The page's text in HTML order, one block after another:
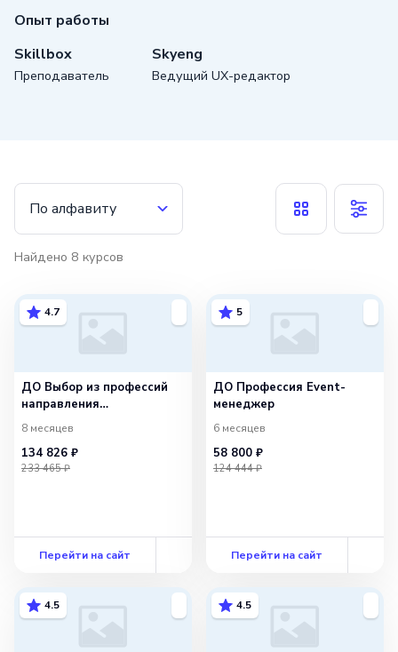
Опыт работы
Skillbox
Преподаватель
Skyeng
Ведущий UX-редактор
По алфавиту
Найдено 8 курсов
4.7
ДО Выбор из профессий
направления
«Маркетолог». Базовый
8 месяцев
134 826 ₽
233 465 ₽
Перейти на сайт
5
ДО Профессия Event-
менеджер
6 месяцев
58 800 ₽
124 444 ₽
Перейти на сайт
4.5 4.5